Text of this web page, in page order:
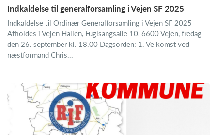
Indkaldelse til generalforsamling i Vejen SF 2025
Indkaldelse til Ordinær Generalforsamling i Vejen SF 2025
Afholdes i Vejen Hallen, Fuglsangsalle 10, 6600 Vejen, fredag
den 26. september kl. 18.00 Dagsorden: 1. Velkomst ved
næstformand Chris...